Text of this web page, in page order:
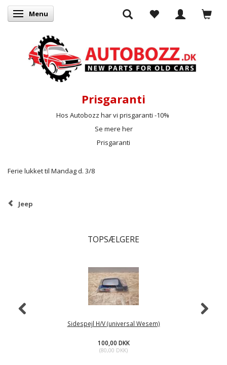
Skifte navigation
Menu
Prisgaranti
Hos Autobozz har vi prisgaranti -10%
Se mere her
Prisgaranti
Ferie lukket til Mandag d. 3/8
Jeep
TOPSÆLGERE
Sidespejl H/V (universal Wesem)
100,00 DKK
(80,00 DKK)